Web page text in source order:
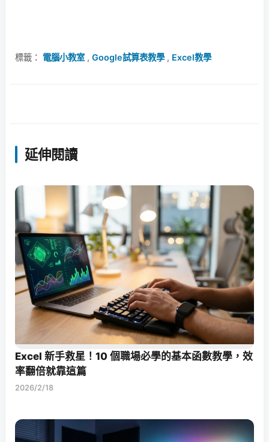
標籤： 電腦小教室 , Google試算表教學, Excel教學
延伸閱讀
Excel 新手救星！10 個職場必學的基本函數教學，效
率翻倍就靠這篇
2026/2/18